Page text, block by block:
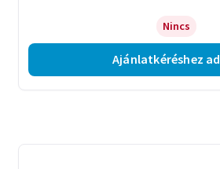
Nincs
Ajánlatkéréshez